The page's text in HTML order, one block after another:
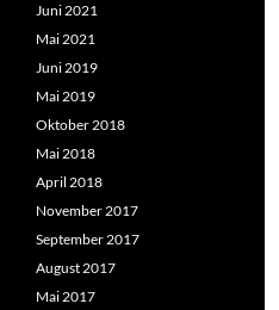
Juni 2021
Mai 2021
Juni 2019
Mai 2019
Oktober 2018
Mai 2018
April 2018
November 2017
September 2017
August 2017
Mai 2017